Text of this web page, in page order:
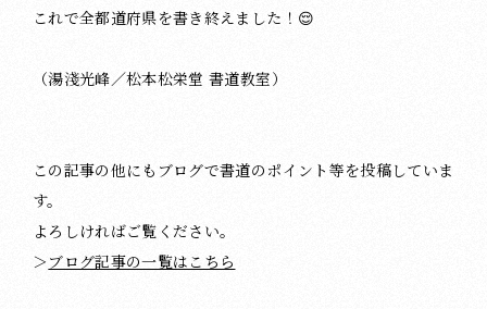
これで全都道府県を書き終えました！😌
（湯淺光峰／松本松栄堂 書道教室）
この記事の他にもブログで書道のポイント等を投稿していま
す。
よろしければご覧ください。
＞ ブログ記事の一覧はこちら